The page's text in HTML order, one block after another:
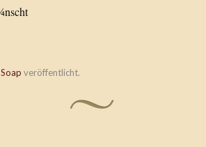
veröffentlicht.